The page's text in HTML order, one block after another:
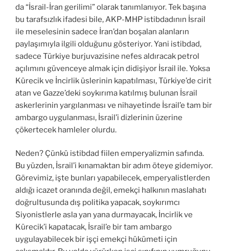
da “İsrail-İran gerilimi” olarak tanımlanıyor. Tek başına
bu tarafsızlık ifadesi bile, AKP-MHP istibdadının İsrail
ile meselesinin sadece İran’dan boşalan alanların
paylaşımıyla ilgili olduğunu gösteriyor. Yani istibdad,
sadece Türkiye burjuvazisine nefes aldıracak petrol
açılımını güvenceye almak için didişiyor İsrail ile. Yoksa
Kürecik ve İncirlik üslerinin kapatılması, Türkiye’de cirit
atan ve Gazze’deki soykırıma katılmış bulunan İsrail
askerlerinin yargılanması ve nihayetinde İsrail’e tam bir
ambargo uygulanması, İsrail’i dizlerinin üzerine
çökertecek hamleler olurdu.
Neden? Çünkü istibdad fiilen emperyalizmin safında.
Bu yüzden, İsrail’i kınamaktan bir adım öteye gidemiyor.
Görevimiz, işte bunları yapabilecek, emperyalistlerden
aldığı icazet oranında değil, emekçi halkının maslahatı
doğrultusunda dış politika yapacak, soykırımcı
Siyonistlerle asla yan yana durmayacak, İncirlik ve
Kürecik’i kapatacak, İsrail’e bir tam ambargo
uygulayabilecek bir işçi emekçi hükümeti için